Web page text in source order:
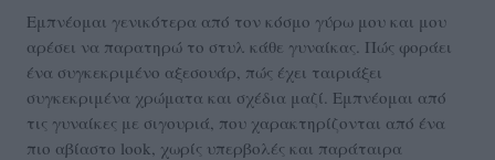
Εμπνέομαι γενικότερα από τον κόσμο γύρω μου και μου
αρέσει να παρατηρώ το στυλ κάθε γυναίκας. Πώς φοράει
ένα συγκεκριμένο αξεσουάρ, πώς έχει ταιριάξει
συγκεκριμένα χρώματα και σχέδια μαζί. Εμπνέομαι από
τις γυναίκες με σιγουριά, που χαρακτηρίζονται από ένα
πιο αβίαστο look, χωρίς υπερβολές και παράταιρα